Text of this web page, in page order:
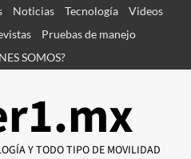
Noticias Tecnología
Videos
Pruebas de manejo
SOMOS?
Y TODO TIPO DE MOVILIDAD